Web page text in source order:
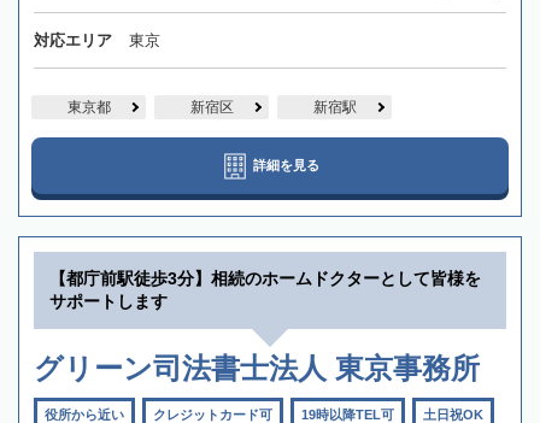
対応エリア 東京
東京都 新宿区 新宿駅
詳細を見る
【都庁前駅徒歩3分】相続のホームドクターとして皆様を
サポートします
グリーン司法書士法人 東京事務所
役所から近い クレジットカード可 19時以降TEL可 土日祝OK